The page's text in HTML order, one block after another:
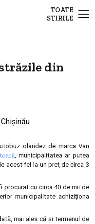
TOATE
STIRILE
din
olandez de marca Van
, municipalitatea ar putea
acest fel la un preţ de circa 3
procurat cu circa 40 de mii de
municipalitate achiziţiona
mai ales că şi termenul de